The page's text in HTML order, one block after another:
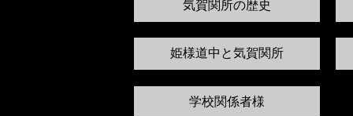
気賀関所の歴史
姫様道中と気賀関所
学校関係者様